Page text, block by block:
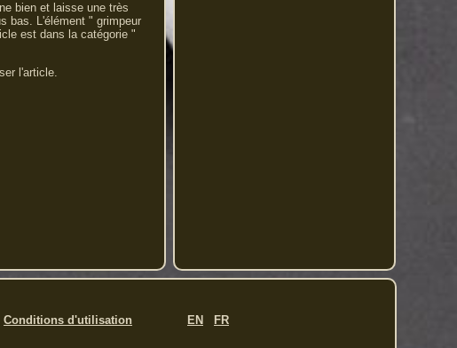
bien et laisse une très
bas. L'élément " grimpeur
est dans la catégorie "
l'article.
Conditions d'utilisation EN FR